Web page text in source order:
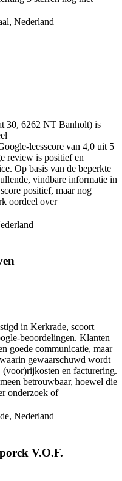
Nederland
30, 6262 NT Banholt) is
leesscore van 4,0 uit 5
review is positief en
Op basis van de beperkte
vindbare informatie in
positief, maar nog
oordeel over
in Kerkrade, scoort
beoordelingen. Klanten
goede communicatie, maar
gewaarschuwd wordt
en facturering.
betrouwbaar, hoewel die
onderzoek of
Nederland
V.O.F.